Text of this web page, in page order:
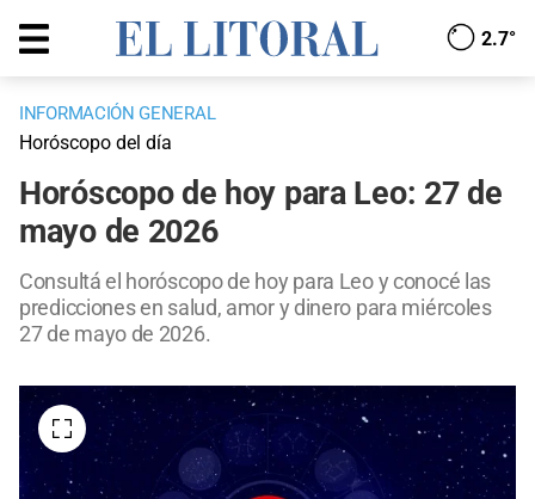
2.7°
INFORMACIÓN GENERAL
Horóscopo del día
Horóscopo de hoy para Leo: 27 de
mayo de 2026
Consultá el horóscopo de hoy para Leo y conocé las
predicciones en salud, amor y dinero para miércoles
27 de mayo de 2026.